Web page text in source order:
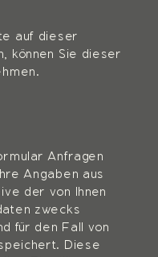
auf dieser
können Sie dieser
Anfragen
Angaben aus
der von Ihnen
zwecks
für den Fall von
Diese